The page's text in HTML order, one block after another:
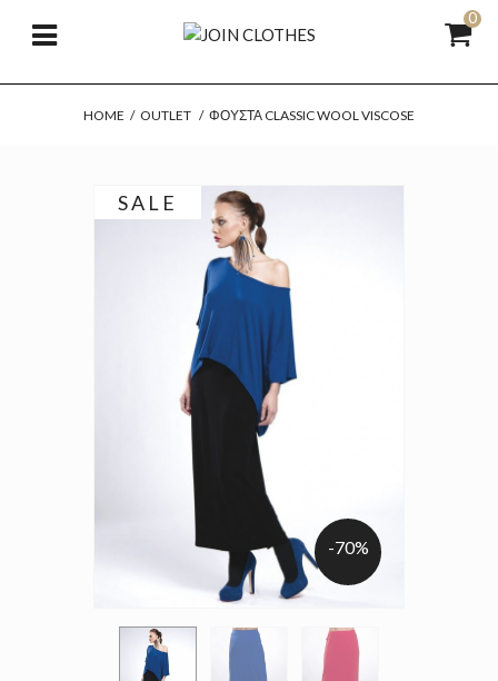
0
HOME / OUTLET / ΦΟΎΣΤΑ CLASSIC WOOL VISCOSE
SALE
-70%